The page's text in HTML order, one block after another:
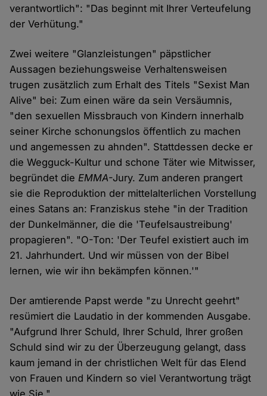
verantwortlich": "Das beginnt mit Ihrer Verteufelung
der Verhütung."
Zwei weitere "Glanzleistungen" päpstlicher
Aussagen beziehungsweise Verhaltensweisen
trugen zusätzlich zum Erhalt des Titels "Sexist Man
Alive" bei: Zum einen wäre da sein Versäumnis,
"den sexuellen Missbrauch von Kindern innerhalb
seiner Kirche schonungslos öffentlich zu machen
und angemessen zu ahnden". Stattdessen decke er
die Wegguck-Kultur und schone Täter wie Mitwisser,
begründet dieEMMA-Jury. Zum anderen prangert
sie die Reproduktion der mittelalterlichen Vorstellung
eines Satans an: Franziskus stehe "in der Tradition
der Dunkelmänner, die die 'Teufelsaustreibung'
propagieren". "O-Ton: 'Der Teufel existiert auch im
21. Jahrhundert. Und wir müssen von der Bibel
lernen, wie wir ihn bekämpfen können.'"
Der amtierende Papst werde "zu Unrecht geehrt"
resümiert die Laudatio in der kommenden Ausgabe.
"Aufgrund Ihrer Schuld, Ihrer Schuld, Ihrer großen
Schuld sind wir zu der Überzeugung gelangt, dass
kaum jemand in der christlichen Welt für das Elend
von Frauen und Kindern so viel Verantwortung trägt